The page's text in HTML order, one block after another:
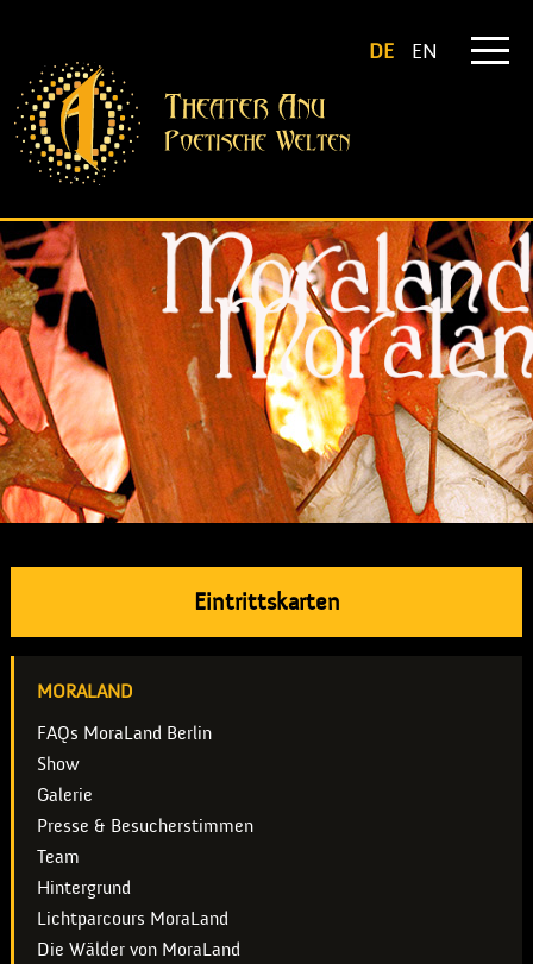
DE EN
Eintrittskarten
MORALAND
FAQs MoraLand Berlin
Show
Galerie
Presse & Besucherstimmen
Team
Hintergrund
Lichtparcours MoraLand
Die Wälder von MoraLand